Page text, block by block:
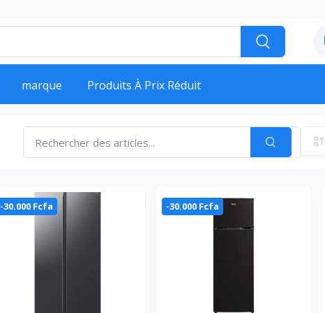
marque Produits À Prix Réduit
-30.000 Fcfa -30.000 Fcfa